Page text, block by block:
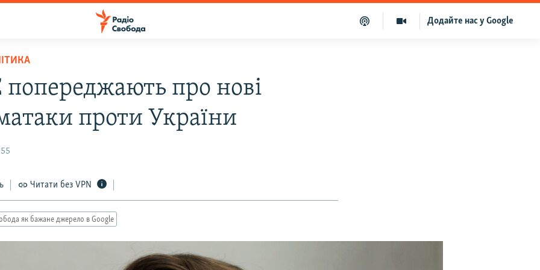
Додайте нас у Google
про нові
проти України
Читати без VPN
як бажане джерело в Google